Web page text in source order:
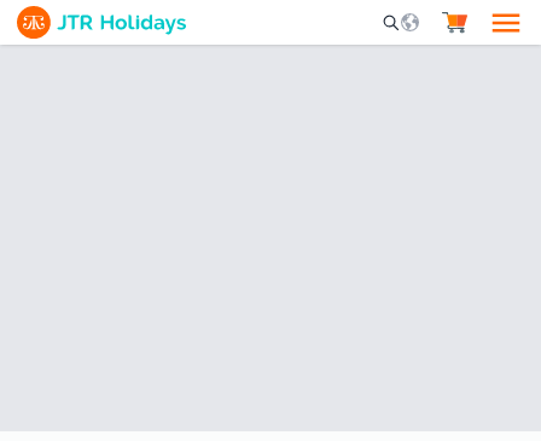
Mobile Search